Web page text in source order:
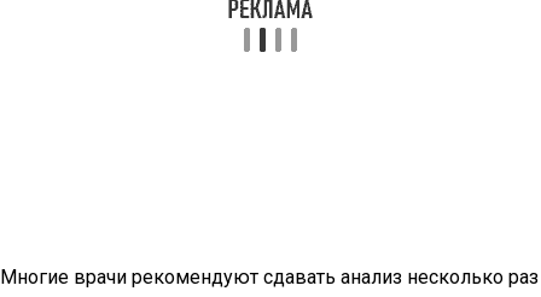
Многие врачи рекомендуют сдавать анализ несколько раз